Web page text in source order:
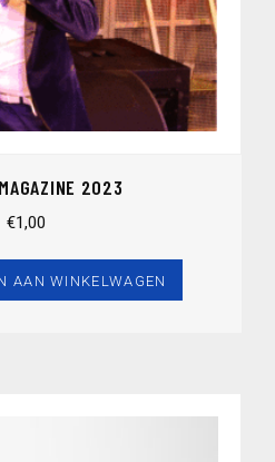
2023
€1,00
AAN WINKELWAGEN